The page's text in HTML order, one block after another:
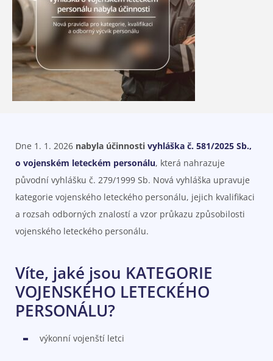
Dne 1. 1. 2026 nabyla účinnosti vyhláška č. 581/2025 Sb.,
o vojenském leteckém personálu, která nahrazuje
původní vyhlášku č. 279/1999 Sb. Nová vyhláška upravuje
kategorie vojenského leteckého personálu, jejich kvalifikaci
a rozsah odborných znalostí a vzor průkazu způsobilosti
vojenského leteckého personálu.
Víte, jaké jsou KATEGORIE
VOJENSKÉHO LETECKÉHO
PERSONÁLU?
výkonní vojenští letci